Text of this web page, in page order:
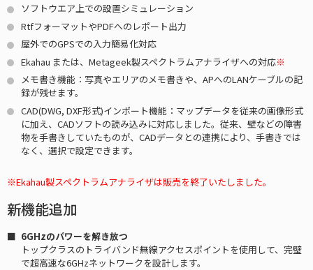
ソフトウエア上での設置シミュレーション
RtfフォーマットやPDFへのレポート出力
屋外でのGPSでの入力簡易化対応
Ekahau または、Metageek製スペクトラムアナライザへの対応※
メモ書き機能：写真やエリアのメモ書きや、APへのLANケーブルの記
録が残せます。
CAD(DWG, DXF形式)インポート機能：マップデータを従来の画像形式
に加え、CADソフトの読み込みに対応しました。従来、壁などの障害
物を手書きしていたものが、CADデータとの連携により、手書きでは
なく、選択で設定できます。
Ekahau製スペクトラムアナライザは販売を終了いたしました。
新機能追加
6GHzのパワーを解き放つ
トップクラスのトライバンド無線アクセスポイントを使用して、完璧
で超高速な6GHzネットワークを設計します。